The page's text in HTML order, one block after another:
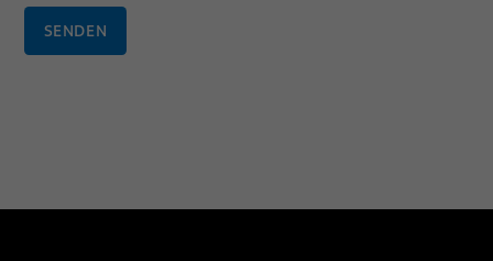
SENDEN